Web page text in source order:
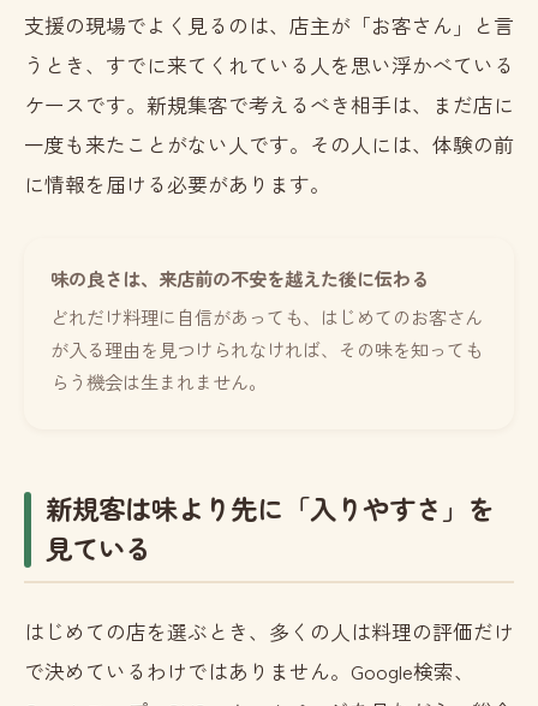
支援の現場でよく見るのは、店主が「お客さん」と言
うとき、すでに来てくれている人を思い浮かべている
ケースです。新規集客で考えるべき相手は、まだ店に
一度も来たことがない人です。その人には、体験の前
に情報を届ける必要があります。
味の良さは、来店前の不安を越えた後に伝わる
どれだけ料理に自信があっても、はじめてのお客さん
が入る理由を見つけられなければ、その味を知っても
らう機会は生まれません。
新規客は味より先に「入りやすさ」を
見ている
はじめての店を選ぶとき、多くの人は料理の評価だけ
で決めているわけではありません。Google検索、